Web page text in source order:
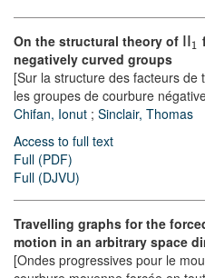
On the structural theory of 1
negatively curved groups
[Sur la structure des facteurs de
les groupes de courbure
Chifan, Ionut ; Sinclair, Thomas
Access to full text
Full (PDF)
Full (DJVU)
Travelling graphs for the
motion in an arbitrary space
[Ondes progressives pour le